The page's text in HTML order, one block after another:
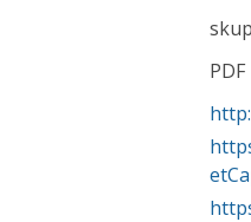
skup
PDF